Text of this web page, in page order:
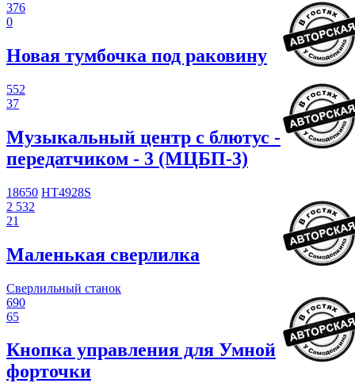
376
0
Новая тумбочка под раковину
552
37
Музыкальный центр с блютус -
передатчиком - 3 (МЦБП-3)
18650 HT4928S
2 532
21
Маленькая сверлилка
Сверлильный станок
690
65
Кнопка управления для Умной
форточки